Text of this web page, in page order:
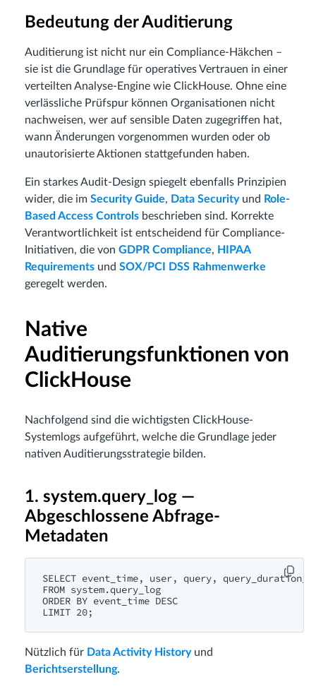
Bedeutung der Auditierung
Auditierung ist nicht nur ein Compliance-Häkchen –
sie ist die Grundlage für operatives Vertrauen in einer
verteilten Analyse-Engine wie ClickHouse. Ohne eine
verlässliche Prüfspur können Organisationen nicht
nachweisen, wer auf sensible Daten zugegriffen hat,
wann Änderungen vorgenommen wurden oder ob
unautorisierte Aktionen stattgefunden haben.
Ein starkes Audit-Design spiegelt ebenfalls Prinzipien
wider, die im Security Guide, Data Securityund Role-
Based Access Controls beschrieben sind. Korrekte
Verantwortlichkeit ist entscheidend für Compliance-
Initiativen, die von GDPR Compliance, HIPAA
Requirements und SOX/PCI DSS Rahmenwerke
geregelt werden.
Native
Auditierungsfunktionen von
ClickHouse
Nachfolgend sind die wichtigsten ClickHouse-
Systemlogs aufgeführt, welche die Grundlage jeder
nativen Auditierungsstrategie bilden.
1. system.query_log —
Abgeschlossene Abfrage-
Metadaten
SELECT event_time, user, query,
FROM system.query_log
ORDER BY event_time DESC
Nützlich für Data Activity Historyund
Berichtserstellung.